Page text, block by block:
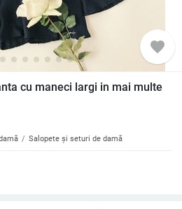
favorite
cu maneci largi in mai multe
Salopete și seturi de damă